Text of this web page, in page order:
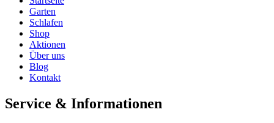
Garten
Schlafen
Shop
Aktionen
Über uns
Blog
Kontakt
Service & Informationen